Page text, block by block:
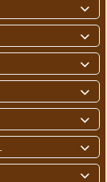






